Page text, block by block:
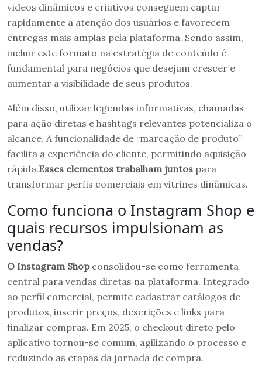
vídeos dinâmicos e criativos conseguem captar
rapidamente a atenção dos usuários e favorecem
entregas mais amplas pela plataforma. Sendo assim,
incluir este formato na estratégia de conteúdo é
fundamental para negócios que desejam crescer e
aumentar a visibilidade de seus produtos.
Além disso, utilizar legendas informativas, chamadas
para ação diretas e hashtags relevantes potencializa o
alcance. A funcionalidade de “marcação de produto”
facilita a experiência do cliente, permitindo aquisição
rápida.Esses elementos trabalham juntos para
transformar perfis comerciais em vitrines dinâmicas.
Como funciona o Instagram Shop e
quais recursos impulsionam as
vendas?
O Instagram Shopconsolidou-se como ferramenta
central para vendas diretas na plataforma. Integrado
ao perfil comercial, permite cadastrar catálogos de
produtos, inserir preços, descrições e links para
finalizar compras. Em 2025, o checkout direto pelo
aplicativo tornou-se comum, agilizando o processo e
reduzindo as etapas da jornada de compra.